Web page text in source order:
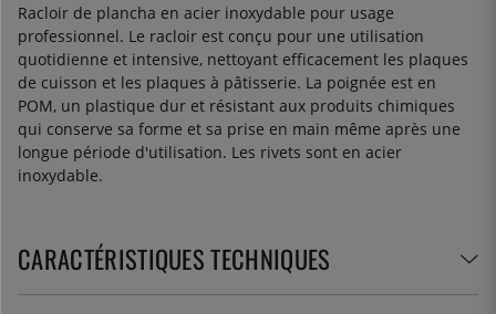
Racloir de plancha en acier inoxydable pour usage
professionnel. Le racloir est conçu pour une utilisation
quotidienne et intensive, nettoyant efficacement les plaques
de cuisson et les plaques à pâtisserie. La poignée est en
POM, un plastique dur et résistant aux produits chimiques
qui conserve sa forme et sa prise en main même après une
longue période d'utilisation. Les rivets sont en acier
inoxydable.
CARACTÉRISTIQUES TECHNIQUES